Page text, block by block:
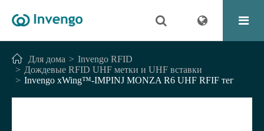
Для дома
Invengo RFID
Дождевые RFID UHF метки и UHF вставки
Invengo xWing™-IMPINJ MONZA R6 UHF RFIF тег